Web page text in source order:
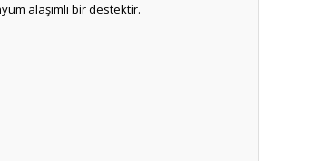
alaşımlı bir destektir.